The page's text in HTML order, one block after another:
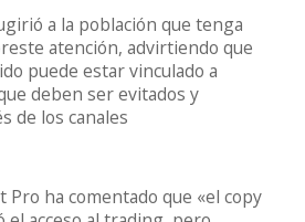
a la población que tenga
atención, advirtiendo que
puede estar vinculado a
deben ser evitados y
de los canales
Pro ha comentado que «el copy